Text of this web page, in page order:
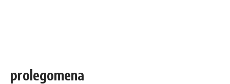
prolegomena